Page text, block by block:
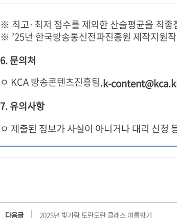
※ 최고·최저 점수를 제외한 산술평균을 최
※ ’25년 한국방송통신전파진흥원 제작지원
6. 문의처
ㅇ KCA 방송콘텐츠진흥팀,k-
7. 유의사항
ㅇ 제출된 정보가 사실이 아니거나 대리 신청
다음글 2025년 빛가람 도란도란 클래스 여름학기